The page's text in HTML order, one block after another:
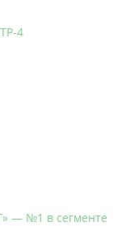
4
— №1 в сегменте